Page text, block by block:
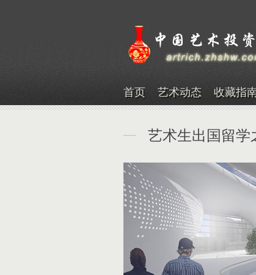
首页 艺术动态 收藏指
艺术生出国留学